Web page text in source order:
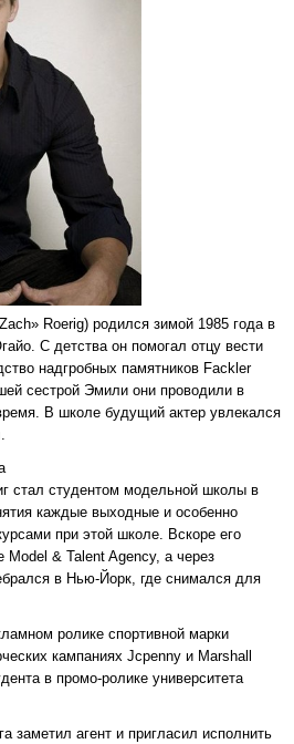
Roerig) родился зимой 1985 года в
С детства он помогал отцу вести
надгробных памятников Fackler
сестрой Эмили они проводили в
В школе будущий актер увлекался
стал студентом модельной школы в
каждые выходные и особенно
при этой школе. Вскоре его
Model & Talent Agency, а через
в Нью-Йорк, где снимался для
ролике спортивной марки
кампаниях Jcpenny и Marshall
в промо-ролике университета
заметил агент и пригласил исполнить